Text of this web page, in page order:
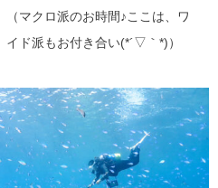
（マクロ派のお時間♪ここは、ワ
イド派もお付き合い(*´▽｀*)）